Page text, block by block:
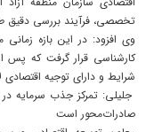
تخصصی، فرآیند بررسی دقیق
شرایط و دارای توجیه
جلیلی: تمرکز جذب سرمایه
صادرات‌محور است